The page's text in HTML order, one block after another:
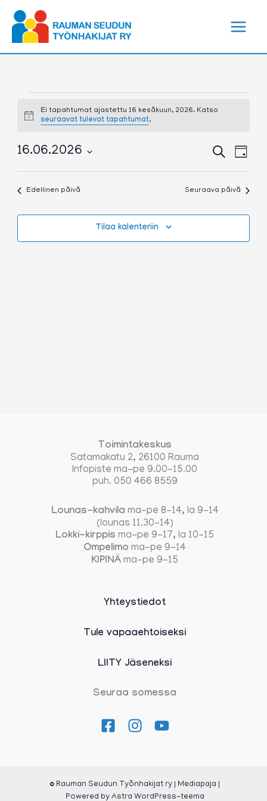
sisältöön
for
16
2026
Notice
Ei tapahtumat ajastettu 16 kesäkuun, 2026. Katso
seuraavat tulevat tapahtumat.
Tapahtumat
Etsi
aja
Näkymät
navigointi
Etsi
Päivä
16.06.2026
Edellinen päivä Seuraava päivä
Tilaa kalenteriin
Toimintakeskus
Satamakatu 2, 26100 Rauma
Infopiste ma-pe 9.00-15.00
puh. 050 466 8559
Lounas-kahvila ma-pe 8-14, la 9-14
(lounas 11.30-14)
Lokki-kirppis ma-pe 9-17, la 10-15
Ompelimo ma-pe 9-14
KIPINÄ ma-pe 9-15
Yhteystiedot
Tule vapaaehtoiseksi
LIITY Jäseneksi
Seuraa somessa
© Rauman Seudun Työnhakijat ry | Mediapaja |
Powered by Astra WordPress-teema